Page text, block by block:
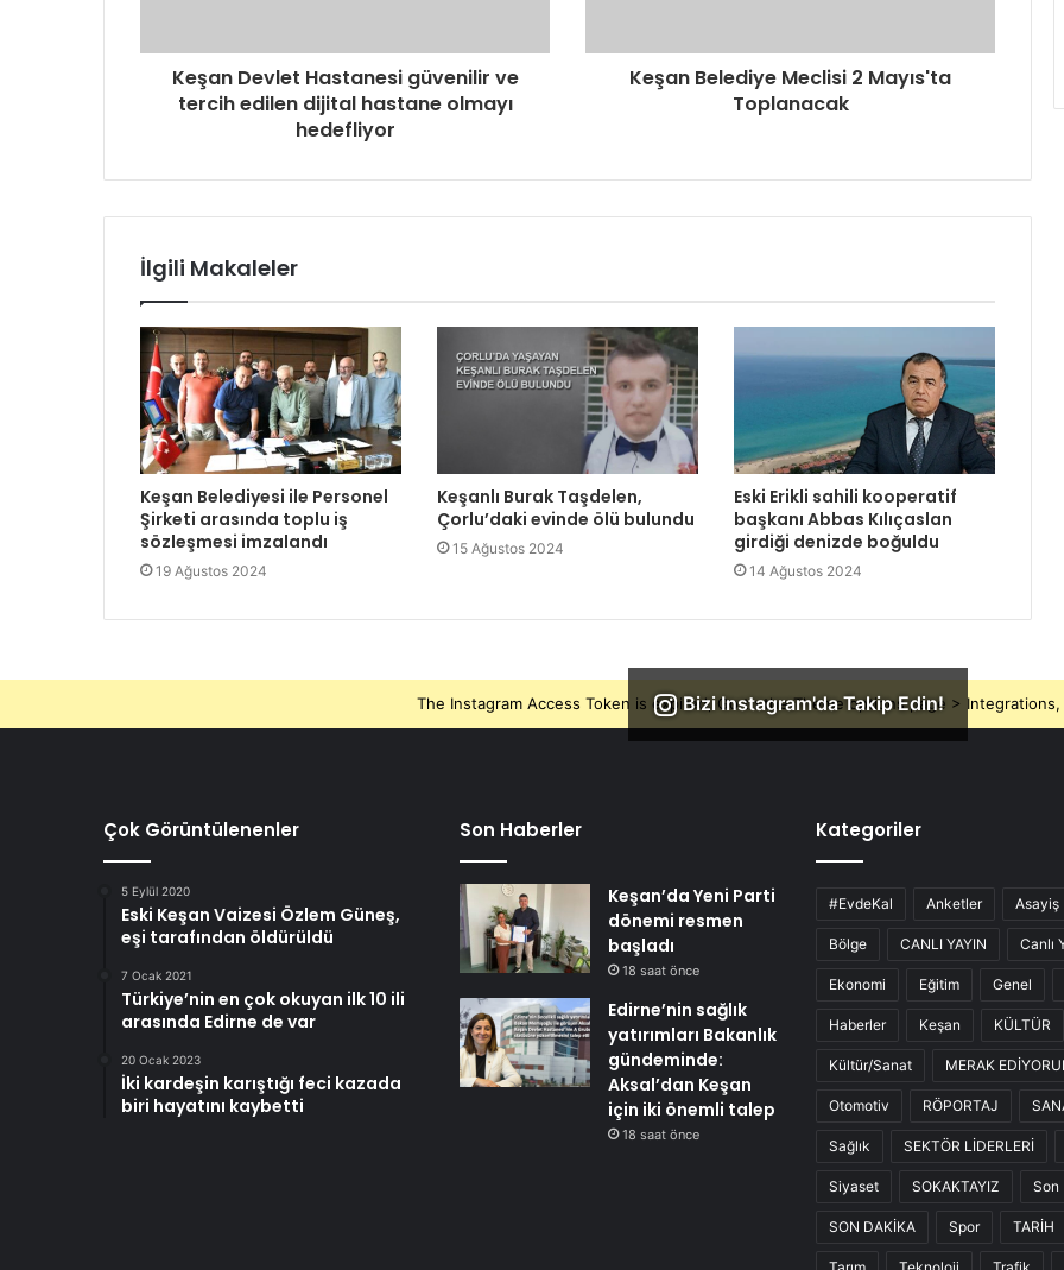
g
i
Keşan Devlet Hastanesi güvenilir ve
tercih edilen dijital hastane olmayı
hedefliyor
Keşan Belediye Meclisi 2 Mayıs'ta
Toplanacak
İlgili Makaleler
Keşan Belediyesi ile Personel
Şirketi arasında toplu iş
sözleşmesi imzalandı
19 Ağustos 2024
Keşanlı Burak Taşdelen,
Çorlu’daki evinde ölü bulundu
15 Ağustos 2024
Eski Erikli sahili kooperatif
başkanı Abbas Kılıçaslan
girdiği denizde boğuldu
14 Ağustos 2024
Bizi Instagram'da Takip Edin!
The Instagram Access Token is expired, Go to the Theme options page >
Çok Görüntülenenler
5 Eylül 2020
Eski Keşan Vaizesi Özlem Güneş,
eşi tarafından öldürüldü
7 Ocak 2021
Türkiye’nin en çok okuyan ilk 10 ili
arasında Edirne de var
20 Ocak 2023
İki kardeşin karıştığı feci kazada
biri hayatını kaybetti
Son Haberler
Keşan’da Yeni Parti
dönemi resmen
başladı
18 saat önce
Edirne’nin sağlık
yatırımları Bakanlık
gündeminde:
Aksal’dan Keşan
için iki önemli talep
18 saat önce
Kategoriler
#EvdeKal Anketler Asayiş
Bölge CANLI YAYIN Canlı
Ekonomi Eğitim Genel
Haberler Keşan KÜLTÜR
Kültür/Sanat MERAK
Otomotiv RÖPORTAJ
Sağlık SEKTÖR LİDERLERİ
Siyaset SOKAKTAYIZ Son
SON DAKİKA Spor TARİH